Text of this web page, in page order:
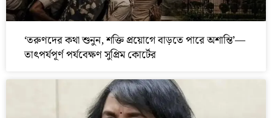
‘তরুণদের কথা শুনুন, শক্তি প্রয়োগে বাড়তে পারে অশান্তি’—
তাৎপর্যপূর্ণ পর্যবেক্ষণ সুপ্রিম কোর্টের